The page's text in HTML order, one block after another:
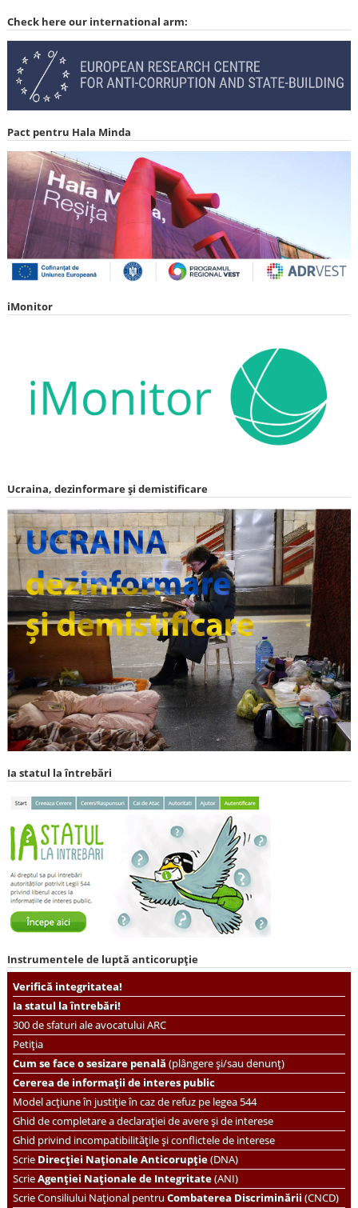
Check here our international arm:
Pact pentru Hala Minda
iMonitor
Ucraina, dezinformare și demistificare
Ia statul la întrebări
Instrumentele de luptă anticorupție
Verifică integritatea!
Ia statul la întrebări!
300 de sfaturi ale avocatului ARC
Petiția
Cum se face o sesizare penală(plângere și/sau denunț)
Cererea de informații de interes public
Model acțiune în justiție în caz de refuz pe legea 544
Ghid de completare a declarației de avere și de interese
Ghid privind incompatibilitățile și conflictele de interese
ScrieDirecției Naționale Anticorupție(DNA)
ScrieAgenției Naționale de Integritate(ANI)
ScrieConsiliului Național pentruCombaterea Discriminării(CNCD)